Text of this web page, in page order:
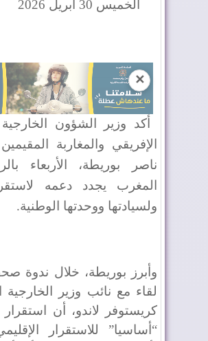
الخميس 30 أبريل 2026
✕
أكد وزير الشؤون الخارجية
الإفريقي والمغاربة
ناصر بوريطة، الأربعاء
المغرب يجدد دعمه
ولسيادتها ووحدتها الوطنية.
وأبرز بوريطة، خلال ندوة
لقاء مع نائب وزير الخارجية
كريستوفر لاندو، أن
“أساسيا” للاستقرار